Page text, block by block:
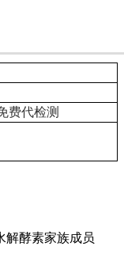
费代检测
解酵素家族成员